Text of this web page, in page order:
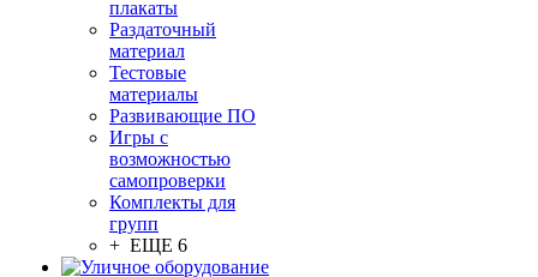
плакаты
Раздаточный
материал
Тестовые
материалы
Развивающие ПО
Игры с
возможностью
самопроверки
Комплекты для
групп
+ ЕЩЕ 6